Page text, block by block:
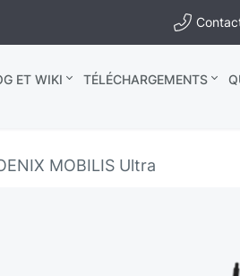
ET WIKI TÉLÉCHARGEMENTS
MOBILIS Ultra